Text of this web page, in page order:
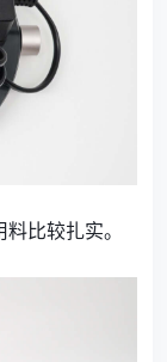
比较扎实。